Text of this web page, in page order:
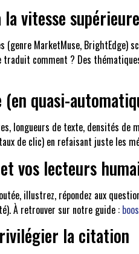
vitesse supérieure
MarketMuse,
traduit comment ? Des
quasi-
longueurs de texte, densités de
de clic) en refaisant juste les
vos lecteurs
illustrez, répondez aux
À retrouver sur notre guide :
la citation